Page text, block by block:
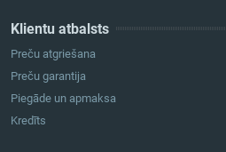
Klientu atbalsts
Preču atgriešana
Preču garantija
Piegāde un apmaksa
Kredīts